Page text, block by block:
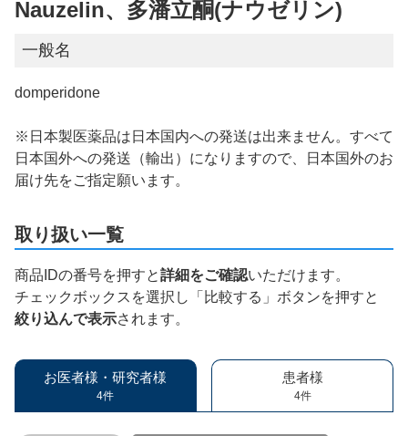
Nauzelin、多潘立酮(ナウゼリン)
一般名
domperidone
※日本製医薬品は日本国内への発送は出来ません。すべて
日本国外への発送（輸出）になりますので、日本国外のお
届け先をご指定願います。
取り扱い一覧
商品IDの番号を押すと詳細をご確認いただけます。
チェックボックスを選択し「比較する」ボタンを押すと
絞り込んで表示されます。
お医者様・研究者様
4件
患者様
4件